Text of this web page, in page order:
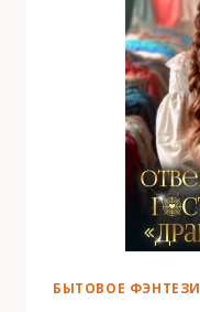
БЫТОВОЕ ФЭНТЕЗИ